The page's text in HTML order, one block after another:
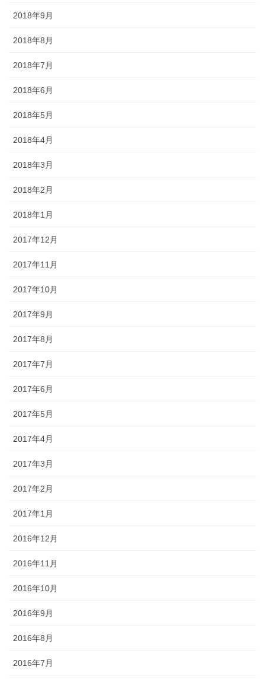
2018年9月
2018年8月
2018年7月
2018年6月
2018年5月
2018年4月
2018年3月
2018年2月
2018年1月
2017年12月
2017年11月
2017年10月
2017年9月
2017年8月
2017年7月
2017年6月
2017年5月
2017年4月
2017年3月
2017年2月
2017年1月
2016年12月
2016年11月
2016年10月
2016年9月
2016年8月
2016年7月